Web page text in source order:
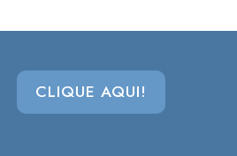
CLIQUE AQUI!